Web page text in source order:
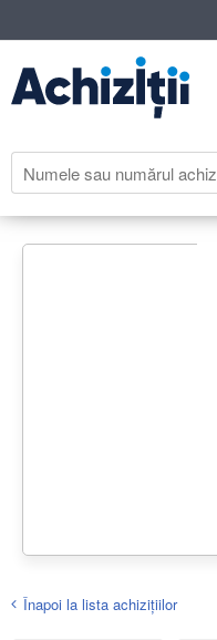
Înapoi la lista achiziţiilor